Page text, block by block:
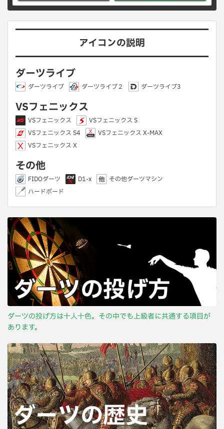
アイコンの説明
ダーツライブ
ダーツライブ ダーツライブ２ ダーツライブ3
VSフェニックス
VSフェニックス
VSフェニックス S
VSフェニックス S4
VSフェニックス X-MAX
VSフェニックス X
その他
FIDOダーツ D1-x
その他ダーツマシン
ハードボード
ダーツの投げ方は十人十色。その中でも上級者に共通する項目が
あります。